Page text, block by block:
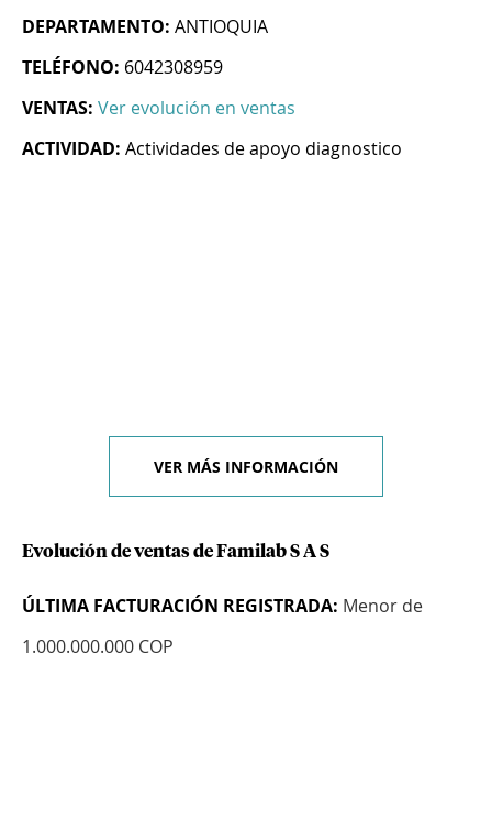
DEPARTAMENTO: ANTIOQUIA
TELÉFONO: 6042308959
VENTAS: Ver evolución en ventas
ACTIVIDAD: Actividades de apoyo diagnostico
VER MÁS INFORMACIÓN
Evolución de ventas de Familab S A S
ÚLTIMA FACTURACIÓN REGISTRADA: Menor de
1.000.000.000 COP